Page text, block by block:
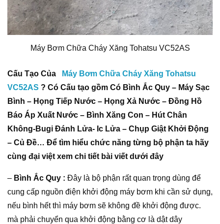
Máy Bơm Chữa Cháy Xăng Tohatsu VC52AS
Cấu Tạo Của
Máy Bơm Chữa Cháy Xăng Tohatsu
VC52AS ? Có Cấu tạo gồm Có Bình Ắc Quy – Máy Sạc
Bình – Họng Tiếp Nước – Họng Xả Nước – Đồng Hồ
Báo Áp Xuất Nước – Bình Xăng Con – Hút Chân
Không-Bugi Đánh Lửa- Ic Lửa – Chụp Giật Khởi Động
– Củ Đề… Để tìm hiểu chức năng từng bộ phận ta hãy
cùng đại việt xem chi tiết bài viết dưới đây
– Bình Ắc Quy : Đây là bộ phận rất quan trọng dùng để
cung cấp nguồn điện khởi động máy bơm khi cần sử dụng,
nếu bình hết thì máy bơm sẽ không đề khởi động được.
mà phải chuyển qua khởi động bằng cơ là dật dây